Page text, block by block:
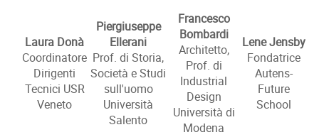
Laura Donà
Coordinatore
Dirigenti
Tecnici USR
Veneto
Piergiuseppe
Ellerani
Prof. di Storia,
Società e Studi
sull'uomo
Università
Salento
Francesco
Bombardi
Architetto,
Prof. di
Industrial
Design
Università di
Modena
Lene Jensby
Fondatrice
Autens-
Future
School